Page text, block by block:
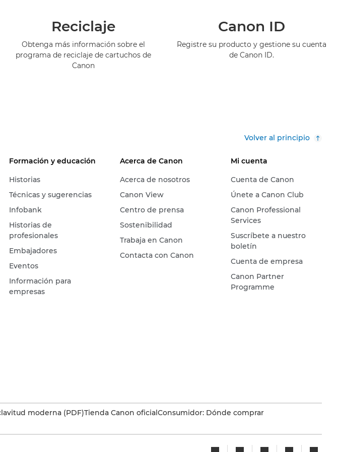
Reciclaje
Obtenga más información sobre el
programa de reciclaje de cartuchos de
Canon
Canon ID
Registre su producto y gestione su cuenta
de Canon ID.
Volver al principio
Formación y educación
Historias
Técnicas y sugerencias
Infobank
Historias de
profesionales
Embajadores
Eventos
Información para
empresas
Acerca de Canon
Acerca de nosotros
Canon View
Centro de prensa
Sostenibilidad
Trabaja en Canon
Contacta con Canon
Mi cuenta
Cuenta de Canon
Únete a Canon Club
Canon Professional
Services
Suscríbete a nuestro
boletín
Cuenta de empresa
Canon Partner
Programme
moderna (PDF)Tienda Canon oficialConsumidor: Dónde comprar